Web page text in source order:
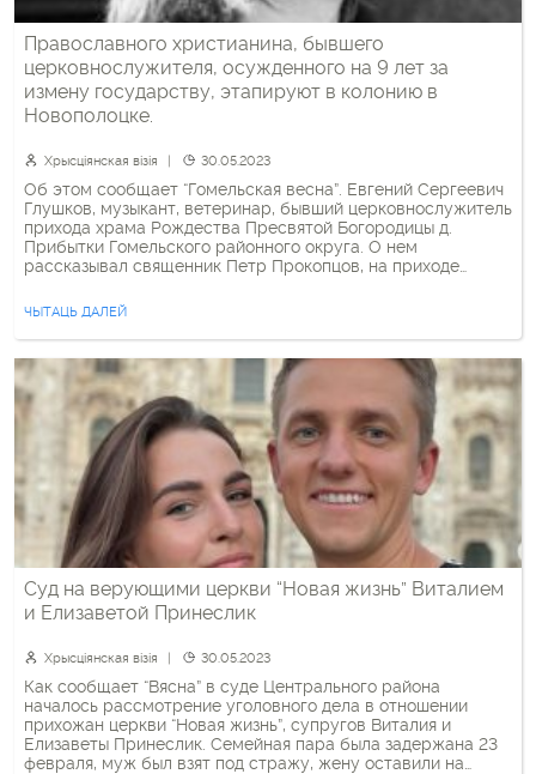
Православного христианина, бывшего
церковнослужителя, осужденного на 9 лет за
измену государству, этапируют в колонию в
Новополоцке.
Хрысціянская візія 30.05.2023
Об этом сообщает “Гомельская весна”. Евгений Сергеевич
Глушков, музыкант, ветеринар, бывший церковнослужитель
прихода храма Рождества Пресвятой Богородицы д.
Прибытки Гомельского районного округа. О нем
рассказывал священник Петр Прокопцов, на приходе
ЧЫТАЦЬ ДАЛЕЙ
Суд на верующими церкви “Новая жизнь” Виталием
и Елизаветой Принеслик
Хрысціянская візія 30.05.2023
Как сообщает “Вясна” в суде Центрального района
началось рассмотрение уголовного дела в отношении
прихожан церкви “Новая жизнь”, супругов Виталия и
Елизаветы Принеслик. Семейная пара была задержана 23
февраля, муж был взят под стражу, жену оставили на